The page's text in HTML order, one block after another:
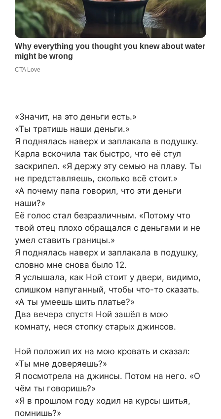
«Значит, на это деньги есть.»
«Ты тратишь наши деньги.»
Я поднялась наверх и заплакала в подушку.
Карла вскочила так быстро, что её стул
заскрипел. «Я держу эту семью на плаву. Ты
не представляешь, сколько всё стоит.»
«А почему папа говорил, что эти деньги
наши?»
Её голос стал безразличным. «Потому что
твой отец плохо обращался с деньгами и не
умел ставить границы.»
Я поднялась наверх и заплакала в подушку,
словно мне снова было 12.
Я услышала, как Ной стоит у двери, видимо,
слишком напуганный, чтобы что-то сказать.
«А ты умеешь шить платье?»
Два вечера спустя Ной зашёл в мою
комнату, неся стопку старых джинсов.
Ной положил их на мою кровать и сказал:
«Ты мне доверяешь?»
Я посмотрела на джинсы. Потом на него. «О
чём ты говоришь?»
«Я в прошлом году ходил на курсы шитья,
помнишь?»